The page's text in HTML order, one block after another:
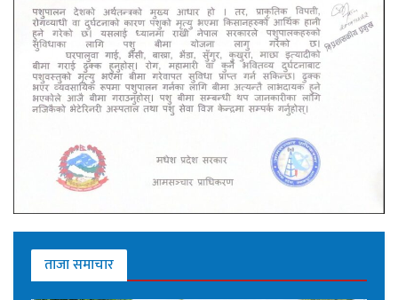
ताजा समाचार